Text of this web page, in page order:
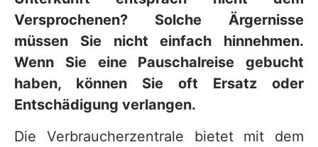
Versprochenen? Solche Ärgernisse
müssen Sie nicht einfach hinnehmen.
Wenn Sie eine Pauschalreise gebucht
haben, können Sie oft Ersatz oder
Entschädigung verlangen.
Die Verbraucherzentrale bietet mit dem